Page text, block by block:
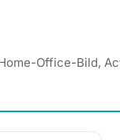
Office-Bild,